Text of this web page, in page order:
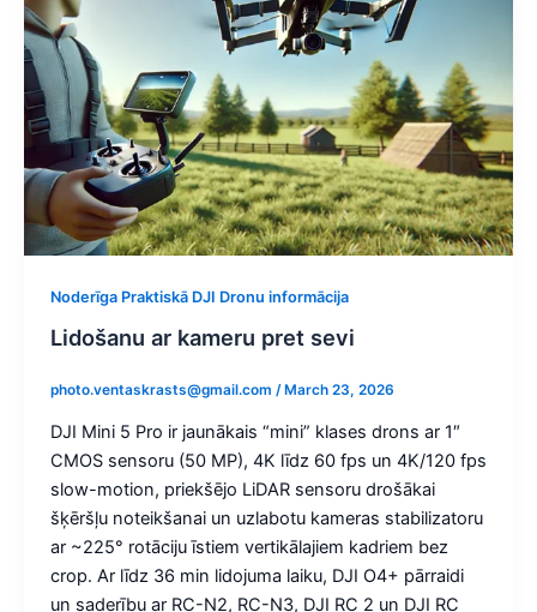
Noderīga Praktiskā DJI Dronu informācija
Lidošanu ar kameru pret sevi
photo.ventaskrasts@gmail.com / March 23, 2026
DJI Mini 5 Pro ir jaunākais “mini” klases drons ar 1″
CMOS sensoru (50 MP), 4K līdz 60 fps un 4K/120 fps
slow-motion, priekšējo LiDAR sensoru drošākai
šķēršļu noteikšanai un uzlabotu kameras stabilizatoru
ar ~225° rotāciju īstiem vertikālajiem kadriem bez
crop. Ar līdz 36 min lidojuma laiku, DJI O4+ pārraidi
un saderību ar RC-N2, RC-N3, DJI RC 2 un DJI RC